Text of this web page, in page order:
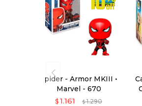
Spider - Armor MKIII •
Marvel - 670
$ 1.161 $ 1.290